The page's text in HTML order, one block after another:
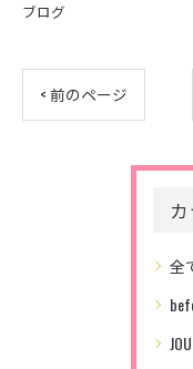
ブログ
< 前のページ
全